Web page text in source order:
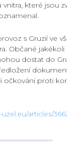
vnitra, které jsou
s Gruzií ve
Občané jakékoli
dostat do
očkováni proti
articles/